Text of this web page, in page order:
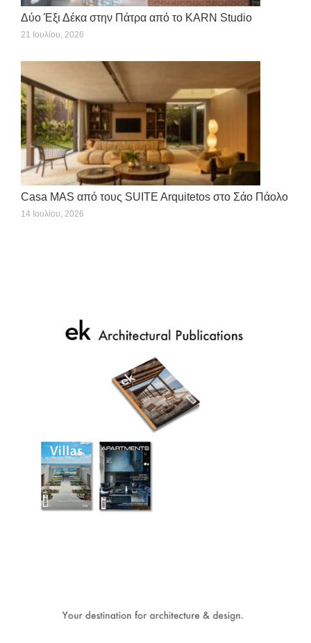
Δύο Έξι Δέκα στην Πάτρα από το KARN Studio
21 Ιουλίου, 2026
Casa MAS από τους SUITE Arquitetos στο Σάο Πάολο
14 Ιουλίου, 2026